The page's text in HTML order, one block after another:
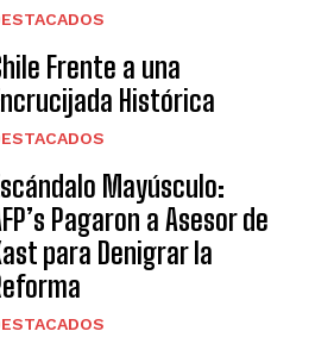
Frente a una
Histórica
Mayúsculo:
Pagaron a Asesor de
para Denigrar la